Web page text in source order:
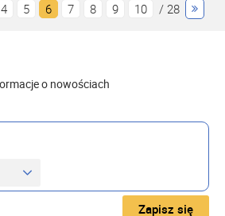
4 5 6 7 8 9 10 / 28
o nowościach
Zapisz się